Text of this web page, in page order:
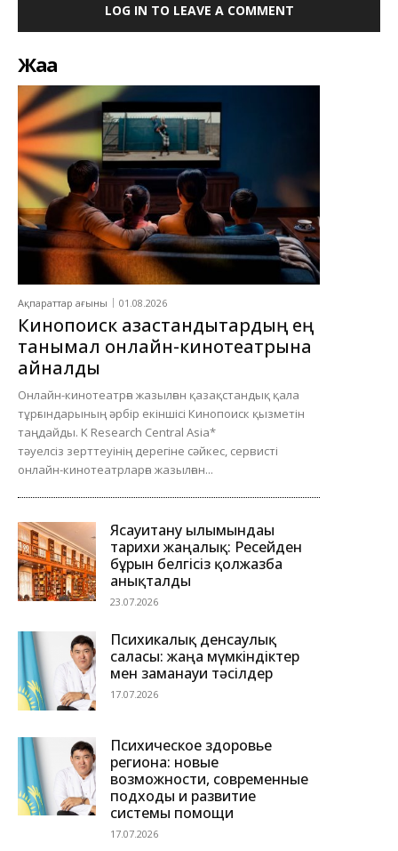
LOG IN TO LEAVE A COMMENT
Жаңа
Ақпараттар ағыны 01.08.2026
Кинопоиск қазақстандықтардың ең
танымал онлайн-кинотеатрына
айналды
Онлайн-кинотеатрға жазылған қазақстандық қала
тұрғындарының әрбір екіншісі Кинопоиск қызметін
таңдайды. K Research Central Asia*
тәуелсіз зерттеуінің дерегіне сәйкес, сервисті
онлайн-кинотеатрларға жазылған...
Ясауитану ғылымындағы
тарихи жаңалық: Ресейден
бұрын белгісіз қолжазба
анықталды
23.07.2026
Психикалық денсаулық
саласы: жаңа мүмкіндіктер
мен заманауи тәсілдер
17.07.2026
Психическое здоровье
региона: новые
возможности, современные
подходы и развитие
системы помощи
17.07.2026